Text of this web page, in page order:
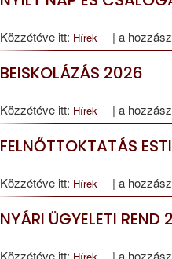
írásbeli
Közzétéve itt: Hírek | Nyílt
nap
és
és
11.26
a
BEISKOLÁZÁS 2026
Közzétéve itt: Hírek |
2026
a
FELNŐTTOKTATÁS
Közzétéve itt: Hírek |
esti
a
NYÁRI ÜGYELETI REND
Közzétéve itt: Hírek | Nyári
a